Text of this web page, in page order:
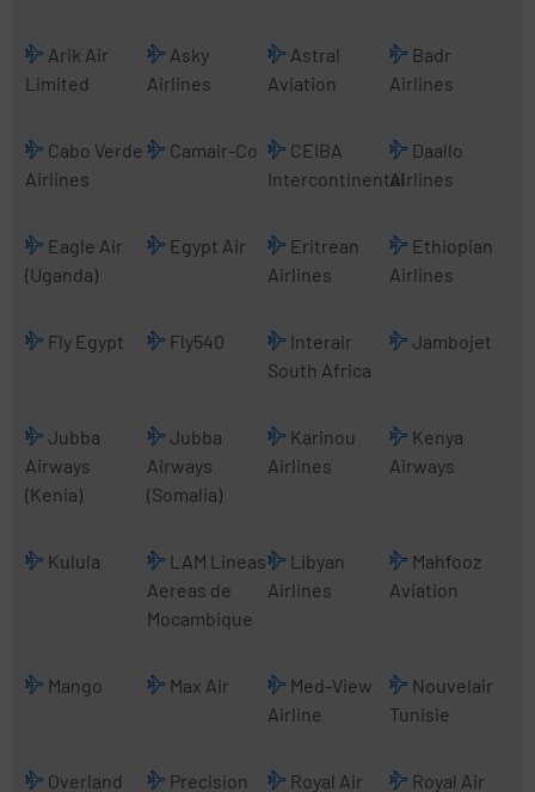
Arik Air
Limited
Asky
Airlines
Astral
Aviation
Badr
Airlines
Cabo Verde
Airlines
Camair-Co
CEIBA
Intercontinental
Daallo
Airlines
Eagle Air
(Uganda)
Egypt Air
Eritrean
Airlines
Ethiopian
Airlines
Fly Egypt Fly540
Interair
South Africa
Jambojet
Jubba
Airways
(Kenia)
Jubba
Airways
(Somalia)
Karinou
Airlines
Kenya
Airways
Kulula
LAM Lineas
Aereas de
Mocambique
Libyan
Airlines
Mahfooz
Aviation
Mango Max Air
Med-View
Airline
Nouvelair
Tunisie
Overland Precision Royal Air Royal Air